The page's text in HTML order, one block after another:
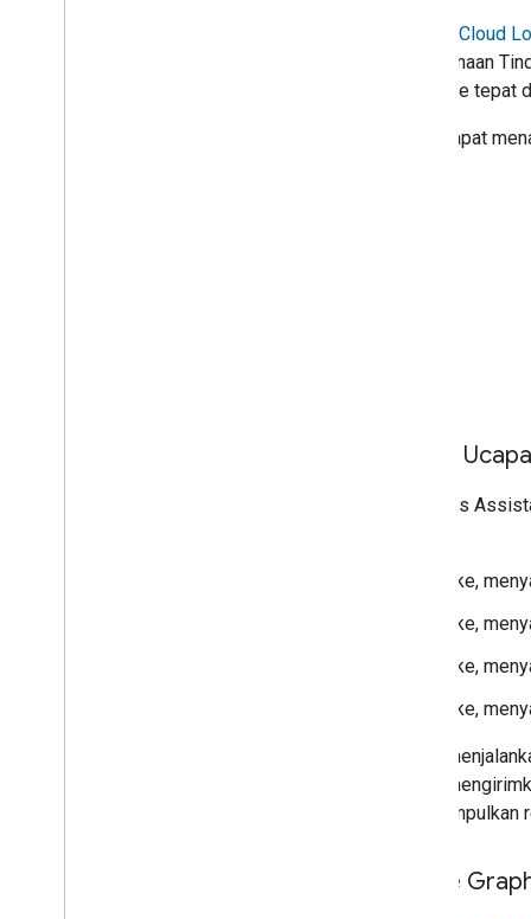
Google Cloud
penggunaan
real-time tepat
Anda dapat
Batch
Respons
Oke,
Oke,
Oke,
Oke,
Untuk
dapat
Home